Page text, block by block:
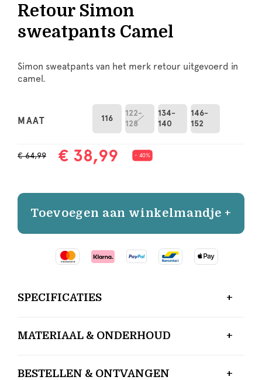
Retour Simon
sweatpants Camel
Simon sweatpants van het merk retour uitgevoerd in
camel.
MAAT 116
122-
128
134-
140
146-
152
€ 64,99 € 38,99 - 40%
Toevoegen aan winkelmandje +
SPECIFICATIES
MATERIAAL & ONDERHOUD
BESTELLEN & ONTVANGEN